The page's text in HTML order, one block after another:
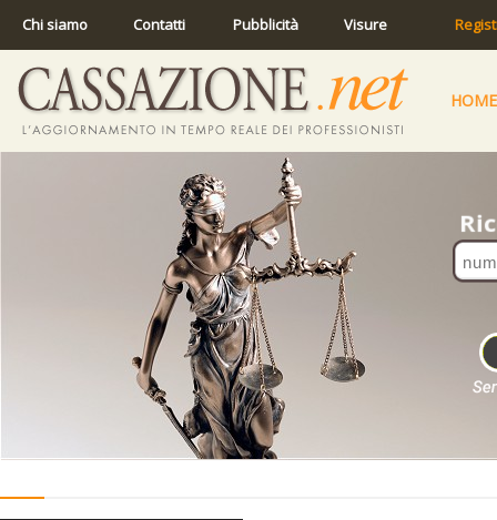
Chi siamo Contatti Pubblicità Visure
HOME